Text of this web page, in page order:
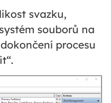
svazku,
souborů na
procesu